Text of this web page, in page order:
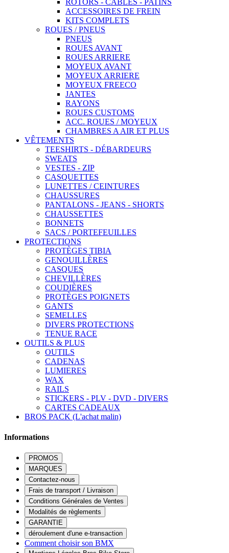
ROTORS - CABLES - PATINS
ACCESSOIRES DE FREIN
KITS COMPLETS
ROUES / PNEUS
PNEUS
ROUES AVANT
ROUES ARRIERE
MOYEUX AVANT
MOYEUX ARRIERE
MOYEUX FREECO
JANTES
RAYONS
ROUES CUSTOMS
ACC. ROUES / MOYEUX
CHAMBRES A AIR ET PLUS
VÊTEMENTS
TEESHIRTS - DÉBARDEURS
SWEATS
VESTES - ZIP
CASQUETTES
LUNETTES / CEINTURES
CHAUSSURES
PANTALONS - JEANS - SHORTS
CHAUSSETTES
BONNETS
SACS / PORTEFEUILLES
PROTECTIONS
PROTÈGES TIBIA
GENOUILLÈRES
CASQUES
CHEVILLÈRES
COUDIÈRES
PROTÈGES POIGNETS
GANTS
SEMELLES
DIVERS PROTECTIONS
TENUE RACE
OUTILS & PLUS
OUTILS
CADENAS
LUMIERES
WAX
RAILS
STICKERS - PLV - DVD - DIVERS
CARTES CADEAUX
BROS PACK (L'achat malin)
Informations
PROMOS
MARQUES
Contactez-nous
Frais de transport / Livraison
Conditions Générales de Ventes
Modalités de règlements
GARANTIE
déroulement d'une e-transaction
Comment choisir son BMX